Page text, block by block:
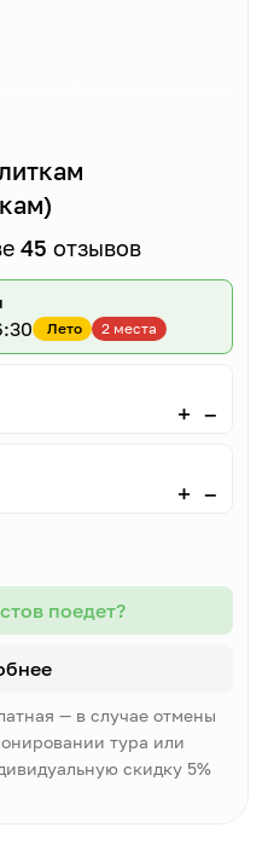
45 отзывов
Лето 2 места
+ –
+ –
поедет?
— в случае отмены
тура или
скидку 5%